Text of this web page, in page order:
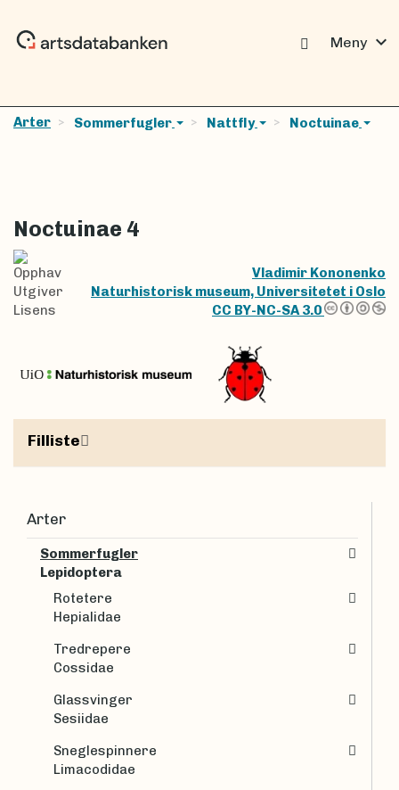
Meny expand_more
Arter Sommerfugler Nattfly Noctuinae
Noctuinae 4
Opphav
Vladimir Kononenko
Utgiver
Naturhistorisk museum, Universitetet i Oslo
Lisens
CC BY-NC-SA 3.0
Filliste
Arter
Sommerfugler
Lepidoptera
Rotetere
Hepialidae
Tredrepere
Cossidae
Glassvinger
Sesiidae
Sneglespinnere
Limacodidae